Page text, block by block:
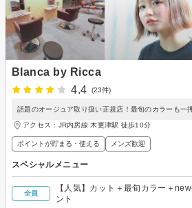
Blanca by Ricca
4.4
(23件)
話題のオージュア取り扱い正規店！最旬のカラーも一
アクセス：JR内房線 木更津駅 徒歩10分
ポイントが貯まる・使える メンズ歓迎
スペシャルメニュー
全員
【人気】カット＋最旬カラー＋
ント